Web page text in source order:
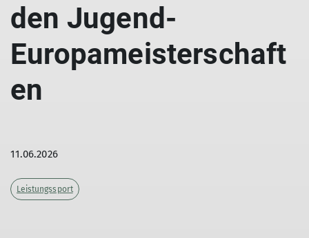
den Jugend-
Europameisterschaft
en
11.06.2026
Leistungssport